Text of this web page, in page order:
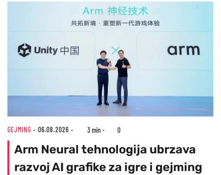
GEJMING 06.08.2026 3 min 0
Arm Neural tehnologija ubrzava
razvoj AI grafike za igre i gejming